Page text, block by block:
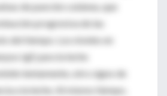
de punción cutánea, que
progresiva de las
del tiempo. Los niveles en
IgE para la leche
lentamente, otro signo de
a la leche. Al mismo tiempo,